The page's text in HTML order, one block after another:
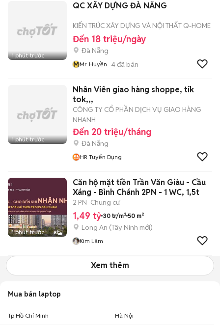
1 phút trước
QC XÂY DỰNG ĐÀ NẴNG
KIẾN TRÚC XÂY DỰNG VÀ NỘI THẤT Q-HOME
Đến 18 triệu/ngày
Đà Nẵng
MMr. Huyền 4đã bán
1 phút trước
Nhân Viên giao hàng shoppe, tik
tok,,,
CÔNG TY CỔ PHẦN DỊCH VỤ GIAO HÀNG
NHANH
Đến 20 triệu/tháng
Đà Nẵng
HR Tuyển Dụng
1 phút trước 8
Căn hộ mặt tiền Trần Văn Giàu - Cầu
Xáng - Bình Chánh 2PN - 1 WC, 1,5t
2 PN Chung cư
1,49 tỷ 30 tr/m² 50 m²
Long An (Tây Ninh mới)
Kim Lâm
Xem thêm
Mua bán laptop
Tp Hồ Chí Minh Hà Nội